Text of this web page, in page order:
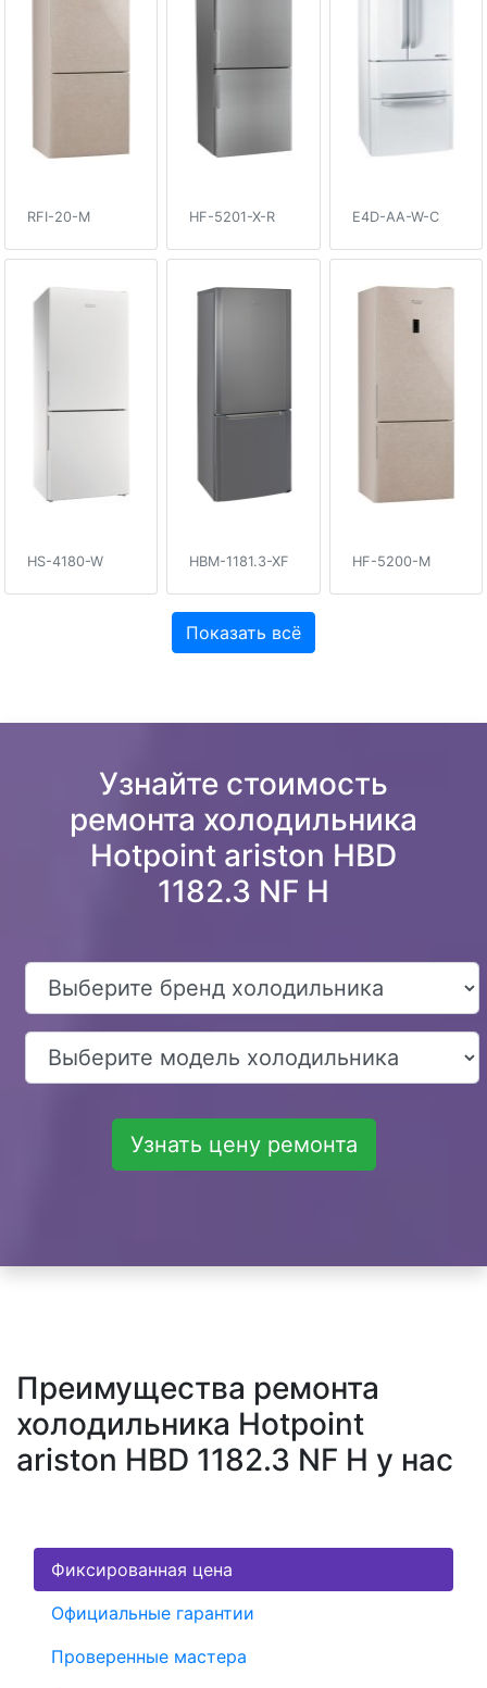
RFI-20-M HF-5201-X-R E4D-AA-W-C
HS-4180-W HBM-1181.3-XF HF-5200-M
Показать всё
Узнайте стоимость
ремонта холодильника
Hotpoint ariston HBD
1182.3 NF H
Узнать цену ремонта
Преимущества ремонта
холодильника Hotpoint
ariston HBD 1182.3 NF H у нас
Фиксированная цена
Официальные гарантии
Проверенные мастера